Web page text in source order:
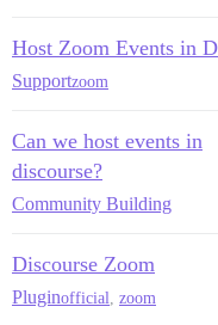
Host Zoom Events in
Supportzoom
Can we host events in
discourse?
Community Building
Discourse Zoom
Pluginofficial zoom